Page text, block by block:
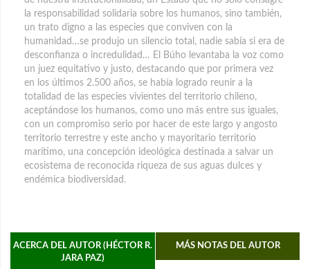
la responsabilidad solidaria sobre los humanos, sino también,
un trato digno a las especies que conviven con la
humanidad…se produjo un silencio total, nadie sabía si era de
desconfianza o incredulidad… El Búho levantaba la voz como
un juez equitativo y justo, destacando que por primera vez
en los últimos 2.500 años, se había logrado reunir a la
totalidad de las especies vivientes del territorio chileno,
aceptándose los humanos, como uno más entre sus iguales,
con un compromiso serio por hacer de este largo y angosto
territorio terrestre y este ancho y mayoritario territorio
marítimo, una concepción ideológica destinada a salvar un
ecosistema de reconocida riqueza de sus aguas dulces y
endémica biodiversidad.
ACERCA DEL AUTOR (HÉCTOR R.
JARA PAZ)
MÁS NOTAS DEL AUTOR